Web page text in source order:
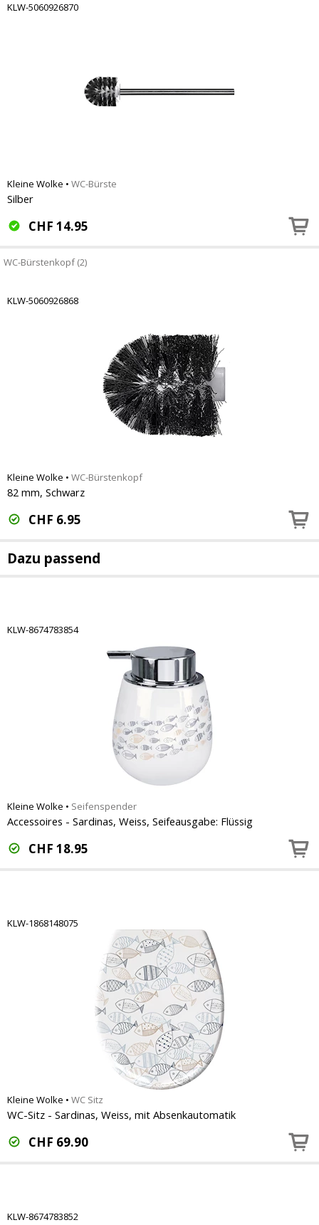
KLW-5060926870
Kleine Wolke • WC-Bürste
Silber
CHF 14.95
WC-Bürstenkopf (2)
KLW-5060926868
Kleine Wolke • WC-Bürstenkopf
82 mm, Schwarz
CHF 6.95
Dazu passend
KLW-8674783854
Kleine Wolke • Seifenspender
Accessoires - Sardinas, Weiss, Seifeausgabe: Flüssig
CHF 18.95
KLW-1868148075
Kleine Wolke • WC Sitz
WC-Sitz - Sardinas, Weiss, mit Absenkautomatik
CHF 69.90
KLW-8674783852